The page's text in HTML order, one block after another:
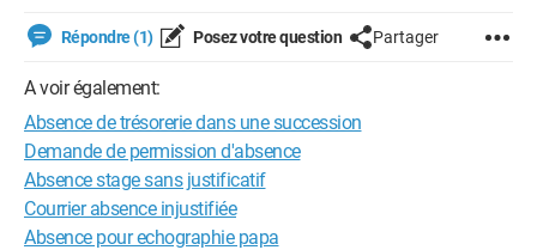
Répondre (1) Posez votre question Partager
A voir également:
Absence de trésorerie dans une succession
Demande de permission d'absence
Absence stage sans justificatif
Courrier absence injustifiée
Absence pour echographie papa